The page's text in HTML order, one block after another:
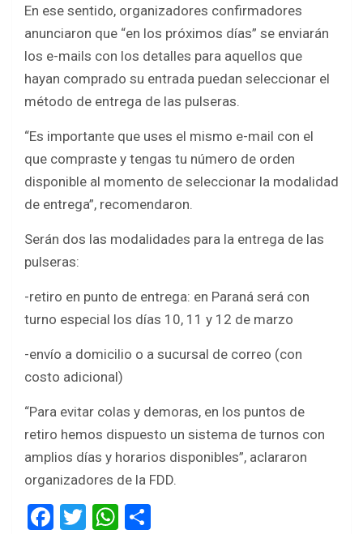
En ese sentido, organizadores confirmadores
anunciaron que “en los próximos días” se enviarán
los e-mails con los detalles para aquellos que
hayan comprado su entrada puedan seleccionar el
método de entrega de las pulseras.
“Es importante que uses el mismo e-mail con el
que compraste y tengas tu número de orden
disponible al momento de seleccionar la modalidad
de entrega”, recomendaron.
Serán dos las modalidades para la entrega de las
pulseras:
-retiro en punto de entrega: en Paraná será con
turno especial los días 10, 11 y 12 de marzo
-envío a domicilio o a sucursal de correo (con
costo adicional)
“Para evitar colas y demoras, en los puntos de
retiro hemos dispuesto un sistema de turnos con
amplios días y horarios disponibles”, aclararon
organizadores de la FDD.
F
T
W